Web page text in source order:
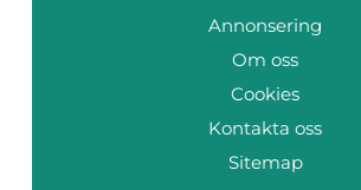
Annonsering
Om oss
Cookies
Kontakta oss
Sitemap